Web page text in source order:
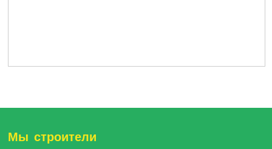
Мы строители